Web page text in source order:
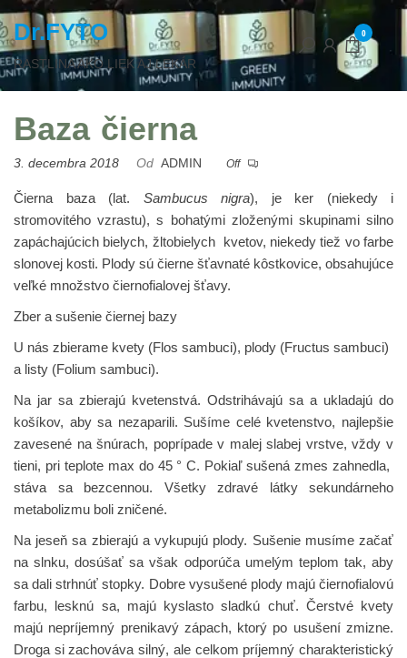
Dr.FYTO
RASTLINA AKO LIEK AJ LEKÁR
0
Baza čierna
3. decembra 2018 Od ADMIN Off
Čierna baza(lat. Sambucus nigra), je ker (niekedy i
stromovitého vzrastu), s bohatými zloženými skupinami silno
zapáchajúcich bielych, žltobielych kvetov, niekedy tiež vo farbe
slonovej kosti. Plody sú čierne šťavnaté kôstkovice, obsahujúce
veľké množstvo čiernofialovej šťavy.
Zber a sušenie čiernej bazy
U nás zbierame kvety (Flos sambuci), plody (Fructus sambuci)
a listy (Folium sambuci).
Na jar sa zbierajú kvetenstvá. Odstrihávajú sa a ukladajú do
košíkov, aby sa nezaparili. Sušíme celé kvetenstvo, najlepšie
zavesené na šnúrach, poprípade v malej slabej vrstve, vždy v
tieni, pri teplote max do 45 ° C. Pokiaľ sušená zmes zahnedla,
stáva sa bezcennou. Všetky zdravé látky sekundárneho
metabolizmu boli zničené.
Na jeseň sa zbierajú a vykupujú plody. Sušenie musíme začať
na slnku, dosúšať sa však odporúča umelým teplom tak, aby
sa dali strhnúť stopky. Dobre vysušené plody majú čiernofialovú
farbu, lesknú sa, majú kyslasto sladkú chuť. Čerstvé kvety
majú nepríjemný prenikavý zápach, ktorý po usušení zmizne.
Droga si zachováva silný, ale celkom príjemný charakteristický